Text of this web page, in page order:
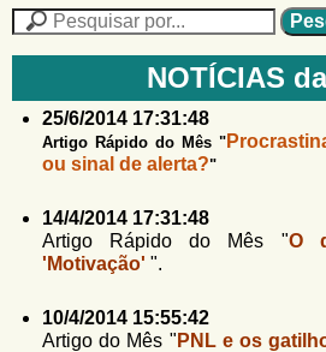
n
h
o
n
F
r
e
o
NOTÍCIAS
25/6/2014 17:31:48
Artigo Rápido do Mês "
ou sinal de alerta?"
14/4/2014 17:31:48
Artigo Rápido do Mês "O
'Motivação' ".
10/4/2014 15:55:42
Artigo do Mês " PNL e os